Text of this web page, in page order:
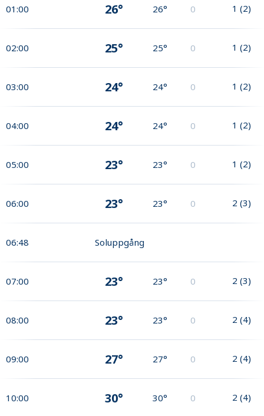
01:00 26° 26° 0 1 (2)
02:00 25° 25° 0 1 (2)
03:00 24° 24° 0 1 (2)
04:00 24° 24° 0 1 (2)
05:00 23° 23° 0 1 (2)
06:00 23° 23° 0 2 (3)
06:48 Soluppgång
07:00 23° 23° 0 2 (3)
08:00 23° 23° 0 2 (4)
09:00 27° 27° 0 2 (4)
10:00 30° 30° 0 2 (4)